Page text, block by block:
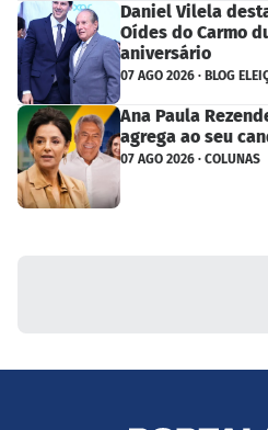
Daniel Vilela
Oídes do Carmo
aniversário
07 AGO 2026 · BLOG
Ana Paula
agrega ao seu
07 AGO 2026 · COLUNAS